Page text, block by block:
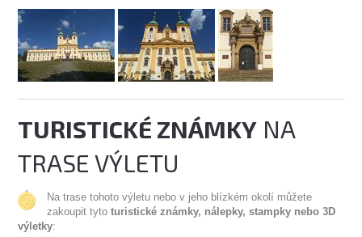
TURISTICKÉ ZNÁMKY NA
TRASE VÝLETU
Na trase tohoto výletu nebo v jeho blízkém okolí můžete
zakoupit tytoturistické známky, nálepky, stampky nebo 3D
výletky: